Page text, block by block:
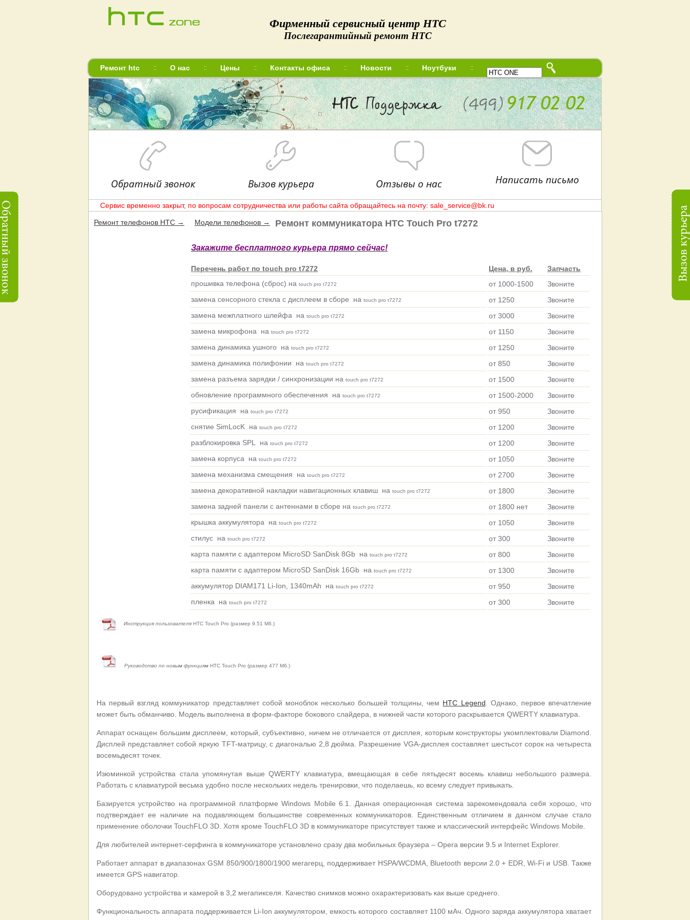
Фирменный сервисный центр HTC
Послегарантийный ремонт HTC
Ремонт htc О нас Цены Контакты офиса Новости
Ноутбуки
В начало
О нас
Цены
Контакты офиса
Новости
Обратный звонок Вызов курьера Отзывы о нас Написать письмо
Сервис временно закрыт, по вопросам сотрудничества или работы сайта обращайтесь на почту: sale_service@bk.ru
Ремонт телефонов HTC → Модели телефонов → Ремонт коммуникатора HTC Touch Pro t7272
Закажите бесплатного курьера прямо сейчас!
Перечень работ по touch pro t7272 Цена, в руб.
Запчасть
прошивка телефона (сброс) на touch pro t7272 от 1000-1500
Звоните
замена сенсорного стекла с дисплеем в сборе на touch pro t7272 от 1250
Звоните
замена межплатного шлейфа на touch pro t7272 от 3000
Звоните
замена микрофона на touch pro t7272 от 1150
Звоните
замена динамика ушного на touch pro t7272 от 1250
Звоните
замена динамика полифонии на touch pro t7272 от 850
Звоните
замена разъема зарядки / синхронизации на touch pro t7272 от 1500
Звоните
обновление программного обеспечения на touch pro t7272 от 1500-2000
Звоните
русификация на touch pro t7272 от 950
Звоните
снятие SimLocK на touch pro t7272 от 1200
Звоните
разблокировка SPL на touch pro t7272 от 1200
Звоните
замена корпуса на touch pro t7272 от 1050
Звоните
замена механизма смещения на touch pro t7272 от 2700
Звоните
замена декоративной накладки навигационных клавиш на touch pro t7272 от 1800
Звоните
замена задней панели с антеннами в сборе на touch pro t7272 от 1800 нет
Звоните
крышка аккумулятора на touch pro t7272 от 1050
Звоните
стилус на touch pro t7272 от 300
Звоните
карта памяти с адаптером MicroSD SanDisk 8Gb на touch pro t7272 от 800
Звоните
карта памяти с адаптером MicroSD SanDisk 16Gb на touch pro t7272 от 1300
Звоните
аккумулятор DIAM171 Li-Ion, 1340mAh на touch pro t7272 от 950
Звоните
пленка на touch pro t7272 от 300 Звоните
Инструкция пользователя HTC Touch Pro (размер 9.51 Мб.)
Руководство по новым функциям HTC Touch Pro (размер 477 Мб.)
На первый взгляд коммуникатор представляет собой моноблок несколько большей толщины, чем HTC Legend. Однако, первое впечатление
может быть обманчиво. Модель выполнена в форм-факторе бокового слайдера, в нижней части которого раскрывается QWERTY клавиатура.
Аппарат оснащен большим дисплеем, который, субъективно, ничем не отличается от дисплея, которым конструкторы укомплектовали Diamond.
Дисплей представляет собой яркую TFT-матрицу, с диагональю 2,8 дюйма. Разрешение VGA-дисплея составляет шестьсот сорок на четыреста
восемьдесят точек.
Изюминкой устройства стала упомянутая выше QWERTY клавиатура, вмещающая в себе пятьдесят восемь клавиш небольшого размера.
Работать с клавиатурой весьма удобно после нескольких недель тренировки, что поделаешь, ко всему следует привыкать.
Базируется устройство на программной платформе Windows Mobile 6.1. Данная операционная система зарекомендовала себя хорошо, что
подтверждает ее наличие на подавляющем большинстве современных коммуникаторов. Единственным отличием в данном случае стало
применение оболочки TouchFLO 3D. Хотя кроме TouchFLO 3D в коммуникаторе присутствует также и классический интерфейс Windows Mobile.
Для любителей интернет-серфинга в коммуникаторе установлено сразу два мобильных браузера – Opera версии 9.5 и Internet Explorer.
Работает аппарат в диапазонах GSM 850/900/1800/1900 мегагерц, поддерживает HSPA/WCDMA, Bluetooth версии 2.0 + EDR, Wi-Fi и USB. Также
имеется GPS навигатор.
Оборудовано устройства и камерой в 3,2 мегапикселя. Качество снимков можно охарактеризовать как выше среднего.
Функциональность аппарата поддерживается Li-Ion аккумулятором, емкость которого составляет 1100 мАч. Одного заряда аккумулятора хватает